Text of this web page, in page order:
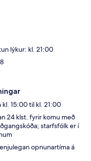
lýkur: kl. 21:00
15:00 til kl. 21:00
24 klst. fyrir komu með
starfsfólk er í
opnunartíma á